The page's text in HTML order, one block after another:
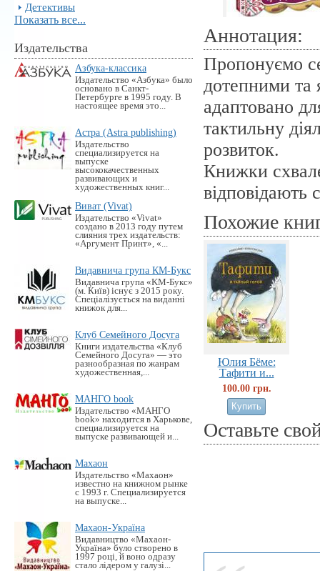
Детективы
Показать все...
Издательства
Азбука-классика
Издательство «Азбука» было
основано в Санкт-
Петербурге в 1995 году. В
настоящее время это...
Астра (Astra publishing)
Издательство
специализируется на
выпуске
высококачественных
развивающих и
художественных книг...
Виват (Vivat)
Издательство «Vivat»
создано в 2013 году путем
слияния трех издательств:
«Аргумент Принт», «...
Видавнича група КМ-Букс
Видавнича група «KM-Букс»
(м. Київ) існує з 2015 року.
Спеціалізується на виданні
книжок для...
Клуб Семейного Досуга
Книги издательства «Клуб
Семейного Досуга» — это
разнообразная по жанрам
художественная,...
МАНГО book
Издательство «MАНГО
book» находится в Харькове,
специализируется на
выпуске развивающей и...
Махаон
Издательство «Махаон»
известно на книжном рынке
с 1993 г. Специализируется
на выпуске...
Махаон-Україна
Видавництво «Махаон-
Україна» було створено в
1997 році, й воно одразу
стало лідером у галузі...
Аннотация:
Пропонуємо
дотепними та
адаптовано
тактильну
розвиток.
Книжки
відповідають
Похожие
Юлия Бёме:
Тафити и...
100.00 грн.
Оставьте